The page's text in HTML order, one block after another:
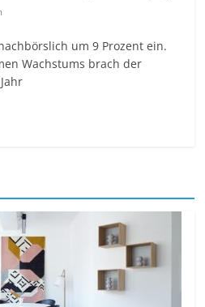
um 9 Prozent ein.
Wachstums brach der